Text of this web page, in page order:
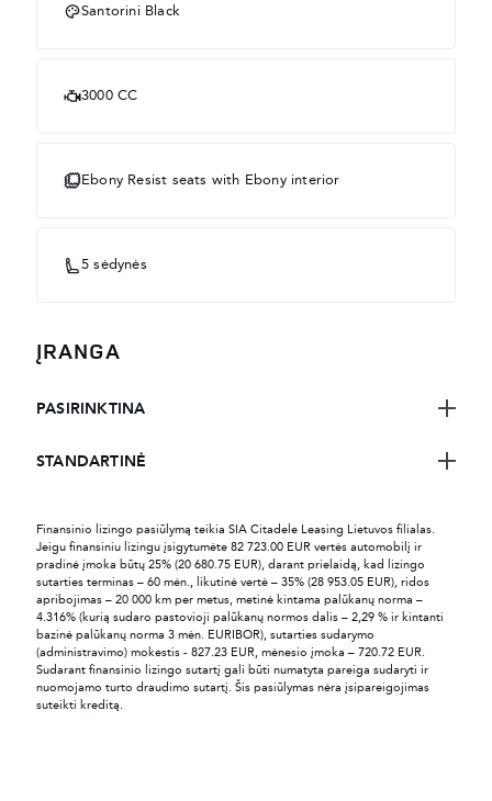
Santorini Black
3000 CC
Ebony Resist seats with Ebony interior
5 sėdynės
ĮRANGA
PASIRINKTINA
STANDARTINĖ
Finansinio lizingo pasiūlymą teikia SIA Citadele Leasing Lietuvos filialas.
Jeigu finansiniu lizingu įsigytumėte 82 723.00 EUR vertės automobilį ir
pradinė įmoka būtų 25% (20 680.75 EUR), darant prielaidą, kad lizingo
sutarties terminas – 60 mėn., likutinė vertė – 35% (28 953.05 EUR), ridos
apribojimas – 20 000 km per metus, metinė kintama palūkanų norma –
4.316% (kurią sudaro pastovioji palūkanų normos dalis – 2,29 % ir kintanti
bazinė palūkanų norma 3 mėn. EURIBOR), sutarties sudarymo
(administravimo) mokestis - 827.23 EUR, mėnesio įmoka – 720.72 EUR.
Sudarant finansinio lizingo sutartį gali būti numatyta pareiga sudaryti ir
nuomojamo turto draudimo sutartį. Šis pasiūlymas nėra įsipareigojimas
suteikti kreditą.